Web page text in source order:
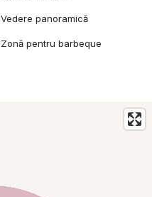
Vedere panoramică
Zonă pentru barbeque